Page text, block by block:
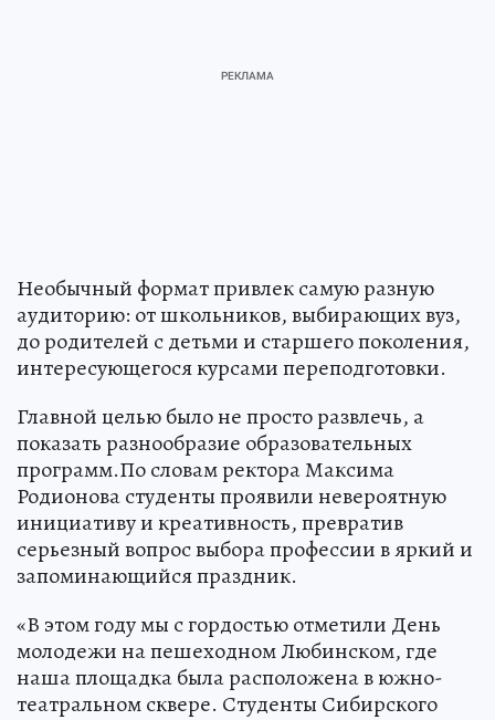
Необычный формат привлек самую разную
аудиторию: от школьников, выбирающих вуз,
до родителей с детьми и старшего поколения,
интересующегося курсами переподготовки.
Главной целью было не просто развлечь, а
показать разнообразие образовательных
программ.По словам ректора Максима
Родионова студенты проявили невероятную
инициативу и креативность, превратив
серьезный вопрос выбора профессии в яркий и
запоминающийся праздник.
«В этом году мы с гордостью отметили День
молодежи на пешеходном Любинском, где
наша площадка была расположена в южно-
театральном сквере. Студенты Сибирского